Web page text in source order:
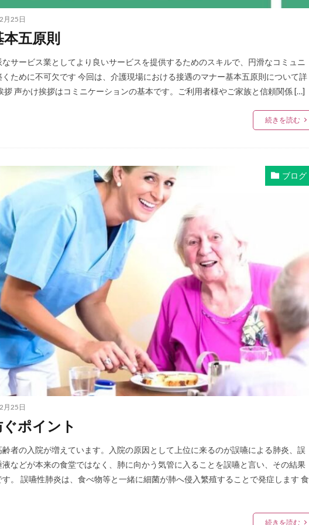
月25日
五原則
サービス業としてより良いサービスを提供するためのスキルで、円滑なコミュニ
ために不可欠です 今回は、介護現場における接遇のマナー基本五原則について詳
拶 声かけ挨拶はコミニケーションの基本です。ご利用者様やご家族と信頼関係 […]
続きを読む
ブログ
月25日
ポイント
者の入院が増えています。入院の原因として上位に来るのが誤嚥による肺炎、誤
などが本来の食堂ではなく、肺に向かう気管に入ることを誤嚥と言い、その結果
。 誤嚥性肺炎は、食べ物等と一緒に細菌が肺へ侵入繁殖することで発症します 食
続きを読む